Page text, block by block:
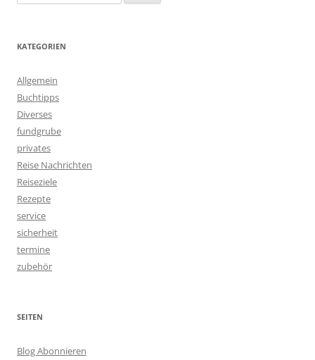
KATEGORIEN
Allgemein
Buchtipps
Diverses
fundgrube
privates
Reise Nachrichten
Reiseziele
Rezepte
service
sicherheit
termine
zubehör
SEITEN
Blog Abonnieren